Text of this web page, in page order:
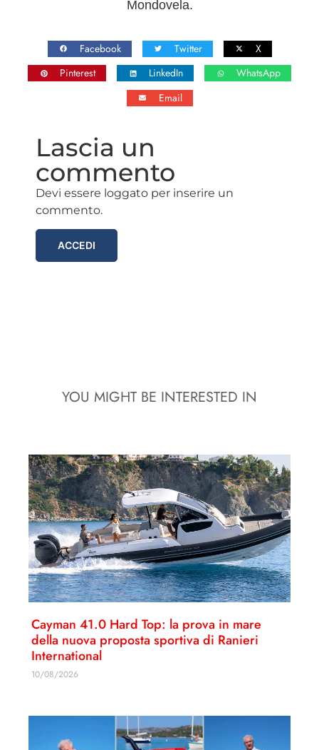
Mondovela.
Facebook Twitter
X
Pinterest
LinkedIn
WhatsApp
Email
Lascia un
commento
Devi essere loggato per inserire un
commento.
ACCEDI
YOU MIGHT BE INTERESTED IN
Cayman 41.0 Hard Top: la prova in mare
della nuova proposta sportiva di Ranieri
International
10/08/2026